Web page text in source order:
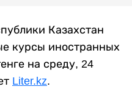
Казахстан
курсы иностранных
на среду, 24
Liter.kz.